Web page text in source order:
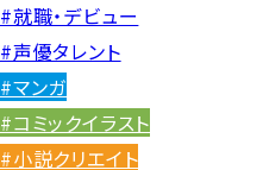
#就職・デビュー
#声優タレント
#マンガ
#コミックイラスト
#小説クリエイト